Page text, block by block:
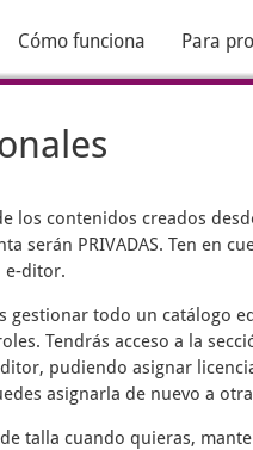
Cómo funciona Para
los contenidos creados
serán PRIVADAS. Ten en
e-ditor.
gestionar todo un catálogo
Tendrás acceso a la
pudiendo asignar
asignarla de nuevo a
talla cuando quieras,